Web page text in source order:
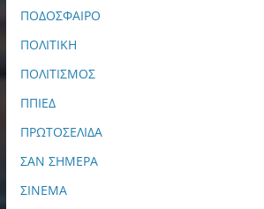
ΠΟΔΟΣΦΑΙΡΟ
ΠΟΛΙΤΙΚΗ
ΠΟΛΙΤΙΣΜΟΣ
ΠΠΙΕΔ
ΠΡΩΤΟΣΕΛΙΔΑ
ΣΑΝ ΣΗΜΕΡΑ
ΣΙΝΕΜΑ